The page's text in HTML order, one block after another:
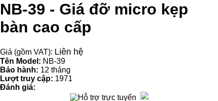
NB-39 - Giá đỡ micro kẹp
bàn cao cấp
Giá (gồm VAT): Liên hệ
Tên Model: NB-39
Bảo hành: 12 tháng
Lượt truy cập: 1971
Đánh giá: